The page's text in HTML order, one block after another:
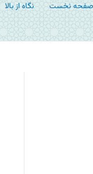
صفحه نخست نگاه از بالا